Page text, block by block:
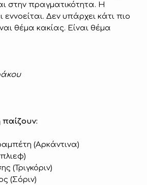
στην πραγματικότητα. Η
εννοείται. Δεν υπάρχει κάτι πιο
θέμα κακίας. Είναι θέμα
(Αρκάντινα)
(Τριγκόριν)
(Σόριν)